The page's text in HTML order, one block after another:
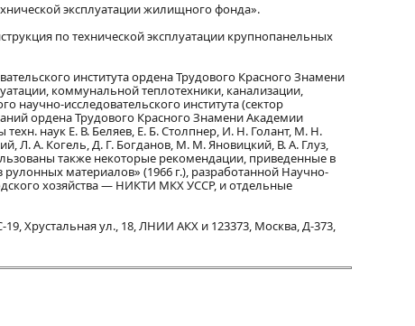
эксплуатации жилищного фонда».
по технической эксплуатации крупнопанельных
института ордена Трудового Красного Знамени
коммунальной теплотехники, канализации,
научно-исследовательского института (сектор
ордена Трудового Красного Знамени Академии
наук Е. В. Беляев, Е. Б. Столпнер, И. Н. Голант, М. Н.
Л. А. Когель, Д. Г. Богданов, М. М. Яновицкий, В. А. Глуз,
также некоторые рекомендации, приведенные в
материалов» (1966 г.), разработанной Научно-
хозяйства — НИКТИ МКХ УССР, и отдельные
Хрустальная ул., 18, ЛНИИ АКХ и 123373, Москва, Д-373,